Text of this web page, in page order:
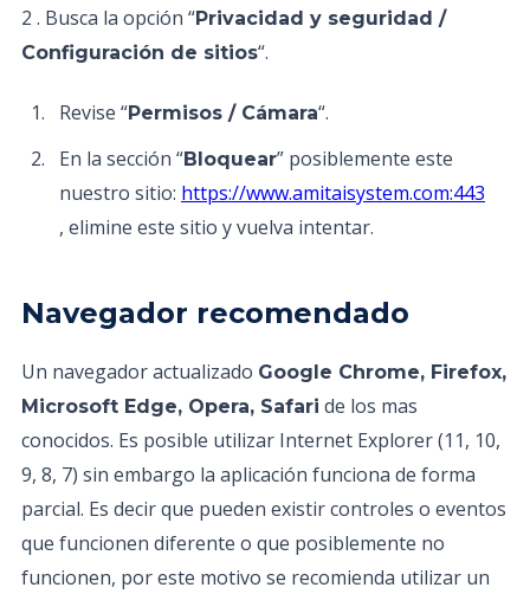
2 . Busca la opción “Privacidad y seguridad /
Configuración de sitios“.
Revise “Permisos / Cámara“.
En la sección “Bloquear” posiblemente este
nuestro sitio: https://www.amitaisystem.com:443
, elimine este sitio y vuelva intentar.
Navegador recomendado
Un navegador actualizado Google Chrome, Firefox,
Microsoft Edge, Opera, Safari de los mas
conocidos. Es posible utilizar Internet Explorer (11, 10,
9, 8, 7) sin embargo la aplicación funciona de forma
parcial. Es decir que pueden existir controles o eventos
que funcionen diferente o que posiblemente no
funcionen, por este motivo se recomienda utilizar un